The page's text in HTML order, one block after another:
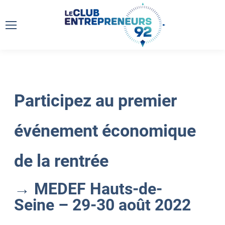
Participez au premier
événement économique
de la rentrée
→ MEDEF Hauts-de-
Seine – 29-30 août 2022